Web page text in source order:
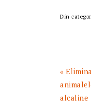
Din
Articol
anterior:
«
alcaline